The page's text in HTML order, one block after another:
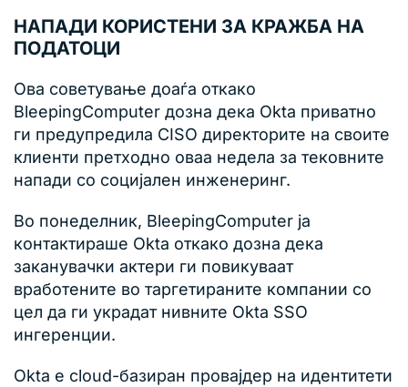
НАПАДИ КОРИСТЕНИ ЗА КРАЖБА НА
ПОДАТОЦИ
Ова советување доаѓа откако
BleepingComputer дозна дека Okta приватно
ги предупредила CISO директорите на своите
клиенти претходно оваа недела за тековните
напади со социјален инженеринг.
Во понеделник, BleepingComputer ја
контактираше Okta откако дозна дека
заканувачки актери ги повикуваат
вработените во таргетираните компании со
цел да ги украдат нивните Okta SSO
ингеренции.
Okta е cloud-базиран провајдер на идентитети